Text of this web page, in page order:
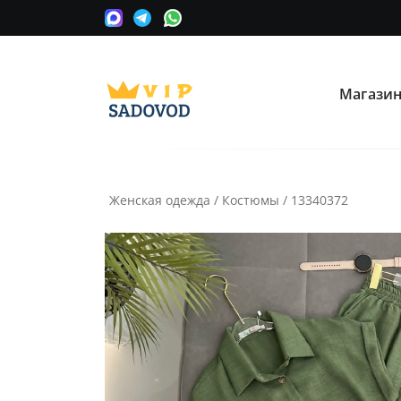
О нас
Информация
Условия покупки
Как сделать заказ
Рассчитать доставку
Доставка и возврат
Магазин
Женская одежда / Костюмы / 13340372